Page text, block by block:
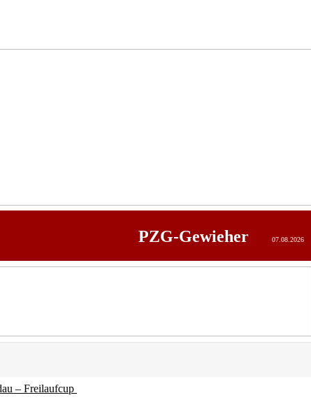
PZG-Gewieher 07.08.2026
– Freilaufcup